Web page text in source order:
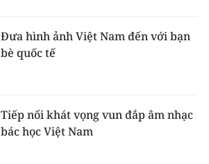
Đưa hình ảnh Việt Nam đến với bạn
bè quốc tế
Tiếp nối khát vọng vun đắp âm nhạc
bác học Việt Nam